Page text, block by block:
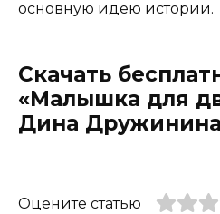
основную идею истории.
Скачать
«Малышка для
Дина Дружинина
Оцените статью